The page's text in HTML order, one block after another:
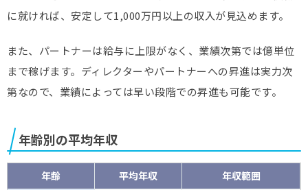
に就ければ、安定して1,000万円以上の収入が見込めます。
また、パートナーは給与に上限がなく、業績次第では億単位
まで稼げます。ディレクターやパートナーへの昇進は実力次
第なので、業績によっては早い段階での昇進も可能です。
年齢別の平均年収
年齢 平均年収
年収範囲